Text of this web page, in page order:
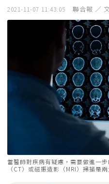
2021-11-07 11:43:05 聯合報 ／
當醫師對疾病有疑慮，需要做進一
（CT）或磁振造影（MRI）掃描是